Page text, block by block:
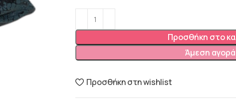
Προσθήκη στο
Άμεση αγορά
Προσθήκη στη wishlist